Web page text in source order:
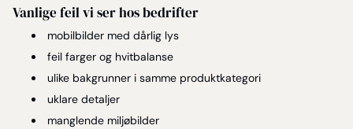
Vanlige feil vi ser hos bedrifter
mobilbilder med dårlig lys
feil farger og hvitbalanse
ulike bakgrunner i samme produktkategori
uklare detaljer
manglende miljøbilder